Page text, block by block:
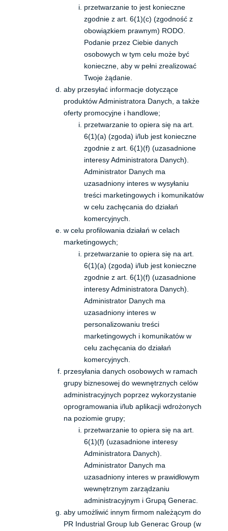
przetwarzanie to jest konieczne
zgodnie z art. 6(1)(c) (zgodność z
obowiązkiem prawnym) RODO.
Podanie przez Ciebie danych
osobowych w tym celu może być
konieczne, aby w pełni zrealizować
Twoje żądanie.
aby przesyłać informacje dotyczące
produktów Administratora Danych, a także
oferty promocyjne i handlowe;
przetwarzanie to opiera się na art.
6(1)(a) (zgoda) i/lub jest konieczne
zgodnie z art. 6(1)(f) (uzasadnione
interesy Administratora Danych).
Administrator Danych ma
uzasadniony interes w wysyłaniu
treści marketingowych i komunikatów
w celu zachęcania do działań
komercyjnych.
w celu profilowania działań w celach
marketingowych;
przetwarzanie to opiera się na art.
6(1)(a) (zgoda) i/lub jest konieczne
zgodnie z art. 6(1)(f) (uzasadnione
interesy Administratora Danych).
Administrator Danych ma
uzasadniony interes w
personalizowaniu treści
marketingowych i komunikatów w
celu zachęcania do działań
komercyjnych.
przesyłania danych osobowych w ramach
grupy biznesowej do wewnętrznych celów
administracyjnych poprzez wykorzystanie
oprogramowania i/lub aplikacji wdrożonych
na poziomie grupy;
przetwarzanie to opiera się na art.
6(1)(f) (uzasadnione interesy
Administratora Danych).
Administrator Danych ma
uzasadniony interes w prawidłowym
wewnętrznym zarządzaniu
administracyjnym i Grupą Generac.
aby umożliwić innym firmom należącym do
PR Industrial Group lub Generac Group (w